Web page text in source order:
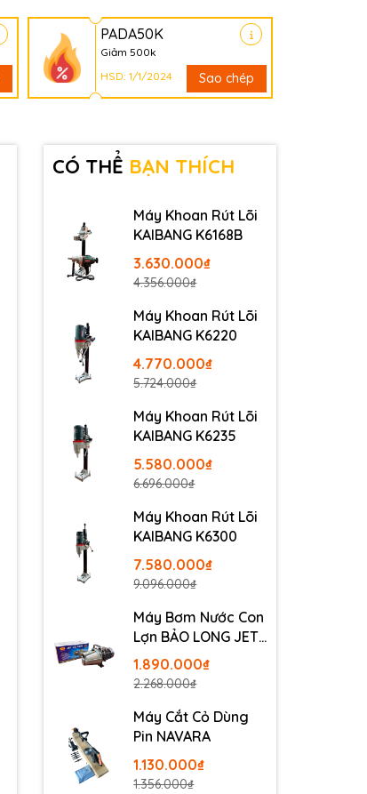
PADA50K
Giảm 500k
HSD: 1/1/2024
Sao chép
CÓ THỂ BẠN THÍCH
Máy Khoan Rút Lõi
KAIBANG K6168B
3.630.000₫
4.356.000₫
Máy Khoan Rút Lõi
KAIBANG K6220
4.770.000₫
5.724.000₫
Máy Khoan Rút Lõi
KAIBANG K6235
5.580.000₫
6.696.000₫
Máy Khoan Rút Lõi
KAIBANG K6300
7.580.000₫
9.096.000₫
Máy Bơm Nước Con
Lợn BẢO LONG JET-
100
1.890.000₫
2.268.000₫
Máy Cắt Cỏ Dùng
Pin NAVARA
1.130.000₫
1.356.000₫